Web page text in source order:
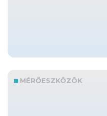
MÉRŐESZKÖZÖK